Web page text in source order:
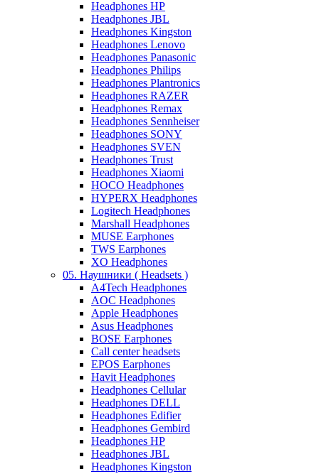
Headphones HP
Headphones JBL
Headphones Kingston
Headphones Lenovo
Headphones Panasonic
Headphones Philips
Headphones Plantronics
Headphones RAZER
Headphones Remax
Headphones Sennheiser
Headphones SONY
Headphones SVEN
Headphones Trust
Headphones Xiaomi
HOCO Headphones
HYPERX Headphones
Logitech Headphones
Marshall Headphones
MUSE Earphones
TWS Earphones
XO Headphones
05. Наушники ( Headsets )
A4Tech Headphones
AOC Headphones
Apple Headphones
Asus Headphones
BOSE Earphones
Call center headsets
EPOS Earphones
Havit Headphones
Headphones Cellular
Headphones DELL
Headphones Edifier
Headphones Gembird
Headphones HP
Headphones JBL
Headphones Kingston